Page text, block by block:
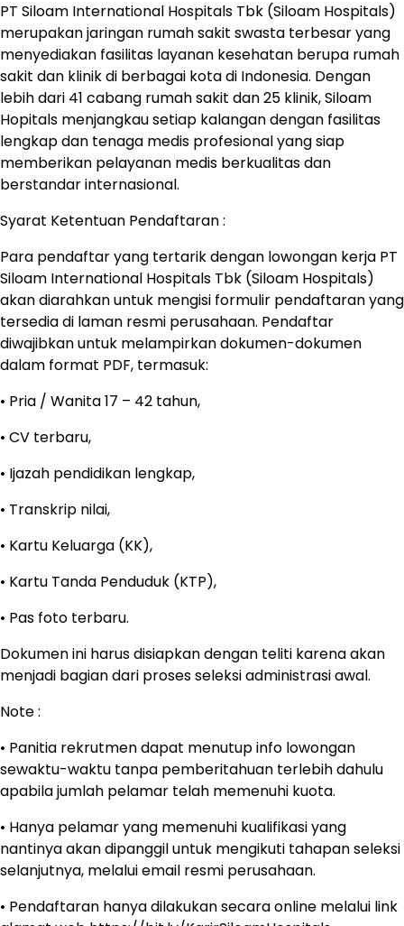
PT Siloam International Hospitals Tbk (Siloam Hospitals)
merupakan jaringan rumah sakit swasta terbesar yang
menyediakan fasilitas layanan kesehatan berupa rumah
sakit dan klinik di berbagai kota di Indonesia. Dengan
lebih dari 41 cabang rumah sakit dan 25 klinik, Siloam
Hopitals menjangkau setiap kalangan dengan fasilitas
lengkap dan tenaga medis profesional yang siap
memberikan pelayanan medis berkualitas dan
berstandar internasional.
Syarat Ketentuan Pendaftaran :
Para pendaftar yang tertarik dengan lowongan kerja PT
Siloam International Hospitals Tbk (Siloam Hospitals)
akan diarahkan untuk mengisi formulir pendaftaran yang
tersedia di laman resmi perusahaan. Pendaftar
diwajibkan untuk melampirkan dokumen-dokumen
dalam format PDF, termasuk:
• Pria / Wanita 17 – 42 tahun,
• CV terbaru,
• Ijazah pendidikan lengkap,
• Transkrip nilai,
• Kartu Keluarga (KK),
• Kartu Tanda Penduduk (KTP),
• Pas foto terbaru.
Dokumen ini harus disiapkan dengan teliti karena akan
menjadi bagian dari proses seleksi administrasi awal.
Note :
• Panitia rekrutmen dapat menutup info lowongan
sewaktu-waktu tanpa pemberitahuan terlebih dahulu
apabila jumlah pelamar telah memenuhi kuota.
• Hanya pelamar yang memenuhi kualifikasi yang
nantinya akan dipanggil untuk mengikuti tahapan seleksi
selanjutnya, melalui email resmi perusahaan.
• Pendaftaran hanya dilakukan secara online melalui link